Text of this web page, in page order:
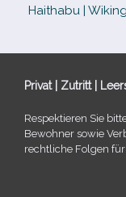
Haithabu |
Privat | Zutritt |
Respektieren Sie
Bewohner sowie
recht­li­che Folgen für